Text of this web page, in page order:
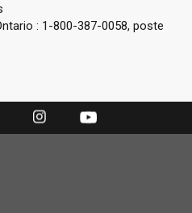
: 1-800-387-0058, poste